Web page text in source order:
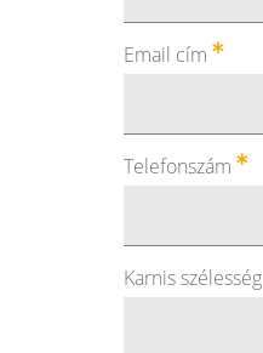
Email cím
Telefonszám
Karnis szélesség